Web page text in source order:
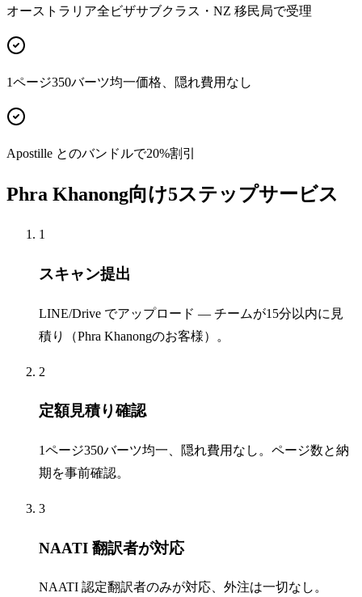
オーストラリア全ビザサブクラス・NZ 移民局で受理
1ページ350バーツ均一価格、隠れ費用なし
Apostille とのバンドルで20%割引
Phra Khanong向け5ステップサービス
1
スキャン提出
LINE/Drive でアップロード — チームが15分以内に見
積り（Phra Khanongのお客様）。
2
定額見積り確認
1ページ350バーツ均一、隠れ費用なし。ページ数と納
期を事前確認。
3
NAATI 翻訳者が対応
NAATI 認定翻訳者のみが対応、外注は一切なし。